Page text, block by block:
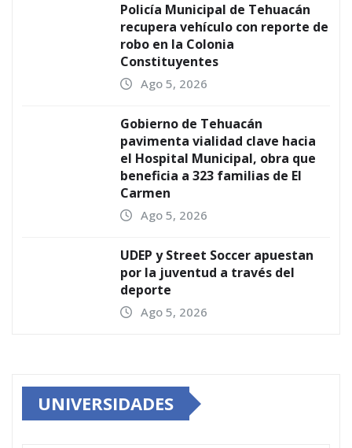
Policía Municipal de Tehuacán
recupera vehículo con reporte de
robo en la Colonia
Constituyentes
Ago 5, 2026
Gobierno de Tehuacán
pavimenta vialidad clave hacia
el Hospital Municipal, obra que
beneficia a 323 familias de El
Carmen
Ago 5, 2026
UDEP y Street Soccer apuestan
por la juventud a través del
deporte
Ago 5, 2026
UNIVERSIDADES